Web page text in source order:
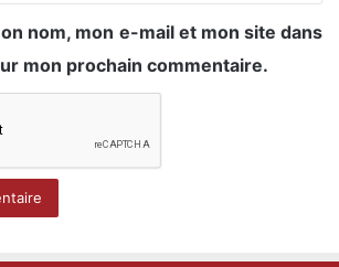
nom, mon e-mail et mon site dans
mon prochain commentaire.